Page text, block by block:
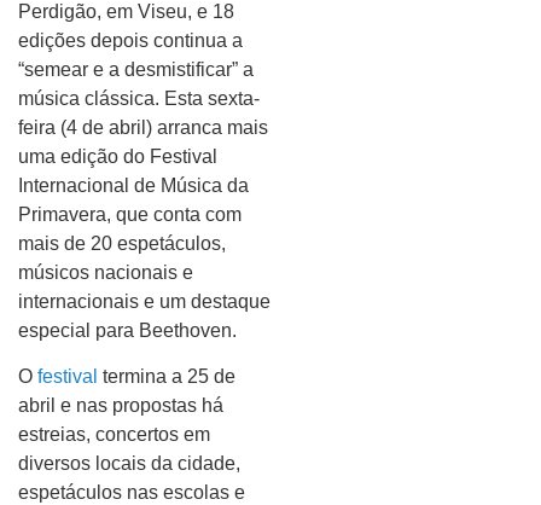
Perdigão, em Viseu, e 18
edições depois continua a
“semear e a desmistificar” a
música clássica. Esta sexta-
feira (4 de abril) arranca mais
uma edição do Festival
Internacional de Música da
Primavera, que conta com
mais de 20 espetáculos,
músicos nacionais e
internacionais e um destaque
especial para Beethoven.
O festival termina a 25 de
abril e nas propostas há
estreias, concertos em
diversos locais da cidade,
espetáculos nas escolas e